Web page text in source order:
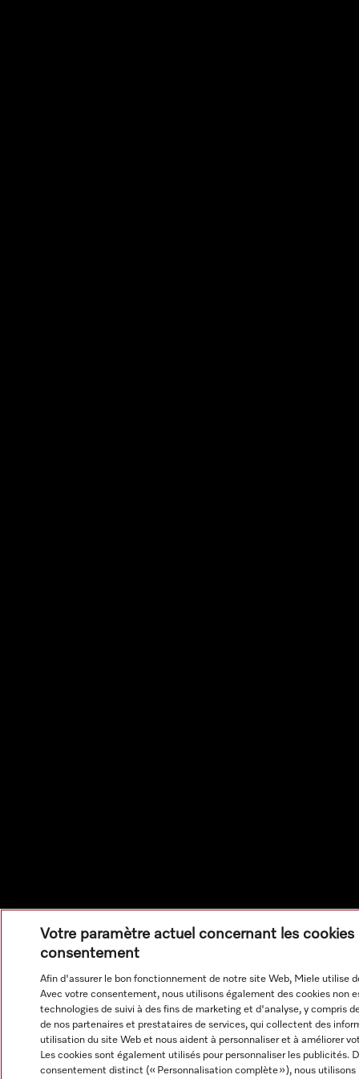
Votre paramètre actuel concernant les
consentement
Afin d'assurer le bon fonctionnement de notre site Web, Miele utilise
Avec votre consentement, nous utilisons également des cookies non
technologies de suivi à des fins de marketing et d'analyse, y compris
de nos partenaires et prestataires de services, qui collectent des
utilisation du site Web et nous aident à personnaliser et à améliorer
Les cookies sont également utilisés pour personnaliser les publicités.
consentement distinct (« Personnalisation complète »), nous utilisons